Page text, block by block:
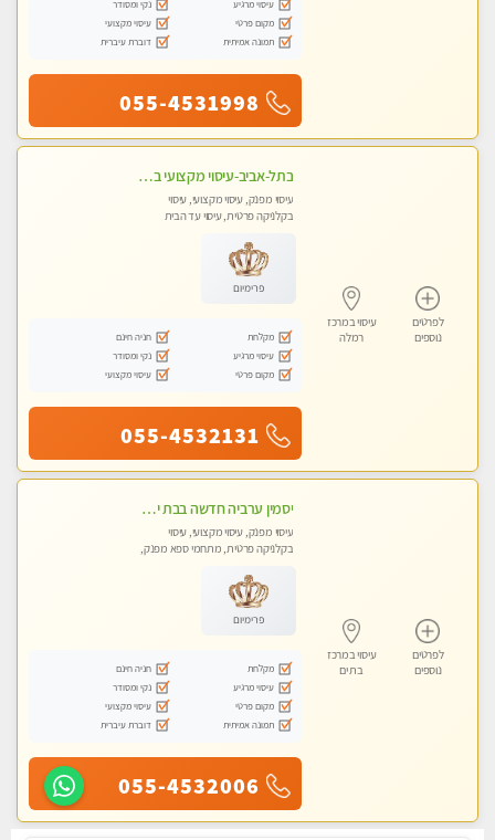
עיסוי מרגיע
נקי ומסודר
מקום פרטי
עיסוי מקצועי
תמונה אמיתית
דוברת עיברית
055-4531998
לפרטים
נוספים
עיסוי במרכז
רמלה
בתל-אביב-עיסוי מקצועי ברמה אחת מעל הכולל אבנים חמות רקמות עמוק בשילוב של כל סוגי העיסוי.
עיסוי מפנק, עיסוי מקצועי, עיסוי
בקלניקה פרטית, עיסוי עד הבית
פרימיום
מקלחת
חניה חינם
עיסוי מרגיע
נקי ומסודר
מקום פרטי
עיסוי מקצועי
055-4532131
לפרטים
נוספים
עיסוי במרכז
בת ים
יסמין ערביה חדשה בבת ים חדש חדש .כל סוגי העיסויים במקום הכי מושלם בעיר בת ים . highly recommended..new in the city
עיסוי מפנק, עיסוי מקצועי, עיסוי
בקלניקה פרטית, מתחמי ספא מפנק,
פרימיום
מקלחת
חניה חינם
עיסוי מרגיע
נקי ומסודר
מקום פרטי
עיסוי מקצועי
תמונה אמיתית
דוברת עיברית
055-4532006